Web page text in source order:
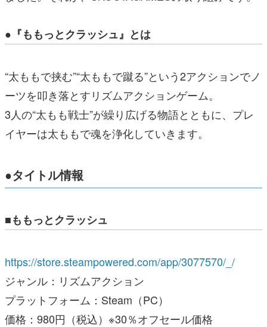
●『ももっとクラッシュ』とは
“太ももで挟む”“太ももで蹴る”という2アクションでノ
ーツを叩き落とすリズムアクションゲーム。
3人の“太もも戦士”が繰り広げる物語とともに、プレ
イヤーは太ももで魂を浄化していきます。
●タイトル情報
■ももっとクラッシュ
https://store.steampowered.com/app/3077570/_/
ジャンル：リズムアクション
プラットフォーム：Steam（PC）
価格：980円（税込）※30％オフセール価格